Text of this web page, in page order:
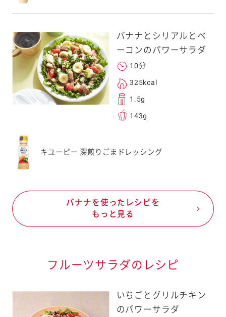
バナナとシリアルとベ
ーコンのパワーサラダ
10分
325kcal
1.5g
143g
キユーピー 深煎りごまドレッシング
バナナを使ったレシピを
もっと見る
フルーツサラダのレシピ
いちごとグリルチキン
のパワーサラダ